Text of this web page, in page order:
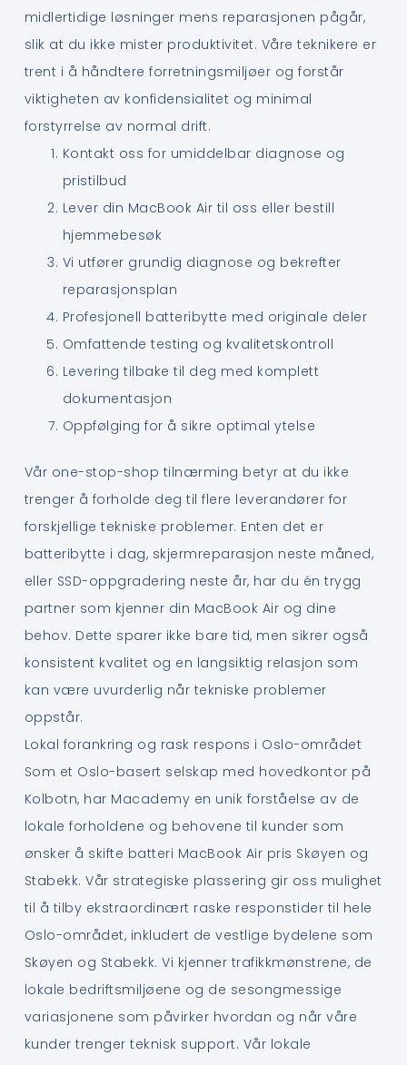
midlertidige løsninger mens reparasjonen pågår,
slik at du ikke mister produktivitet. Våre teknikere er
trent i å håndtere forretningsmiljøer og forstår
viktigheten av konfidensialitet og minimal
forstyrrelse av normal drift.
Kontakt oss for umiddelbar diagnose og
pristilbud
Lever din MacBook Air til oss eller bestill
hjemmebesøk
Vi utfører grundig diagnose og bekrefter
reparasjonsplan
Profesjonell batteribytte med originale deler
Omfattende testing og kvalitetskontroll
Levering tilbake til deg med komplett
dokumentasjon
Oppfølging for å sikre optimal ytelse
Vår one-stop-shop tilnærming betyr at du ikke
trenger å forholde deg til flere leverandører for
forskjellige tekniske problemer. Enten det er
batteribytte i dag, skjermreparasjon neste måned,
eller SSD-oppgradering neste år, har du én trygg
partner som kjenner din MacBook Air og dine
behov. Dette sparer ikke bare tid, men sikrer også
konsistent kvalitet og en langsiktig relasjon som
kan være uvurderlig når tekniske problemer
oppstår.
Lokal forankring og rask respons i Oslo-området
Som et Oslo-basert selskap med hovedkontor på
Kolbotn, har Macademy en unik forståelse av de
lokale forholdene og behovene til kunder som
ønsker å skifte batteri MacBook Air pris Skøyen og
Stabekk. Vår strategiske plassering gir oss mulighet
til å tilby ekstraordinært raske responstider til hele
Oslo-området, inkludert de vestlige bydelene som
Skøyen og Stabekk. Vi kjenner trafikkmønstrene, de
lokale bedriftsmiljøene og de sesongmessige
variasjonene som påvirker hvordan og når våre
kunder trenger teknisk support. Vår lokale